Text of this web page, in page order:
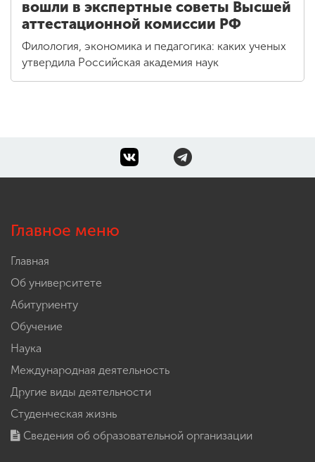
вошли в экспертные советы Высшей
аттестационной комиссии РФ
Филология, экономика и педагогика: каких ученых
утвердила Российская академия наук
Главное меню
Главная
Об университете
Абитуриенту
Обучение
Наука
Международная деятельность
Другие виды деятельности
Студенческая жизнь
Сведения об образовательной организации